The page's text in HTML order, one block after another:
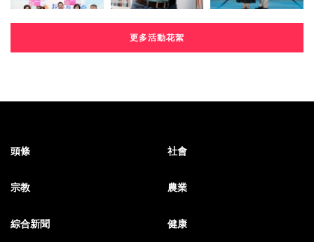
更多活動花絮
頭條 社會
宗教 農業
綜合新聞 健康